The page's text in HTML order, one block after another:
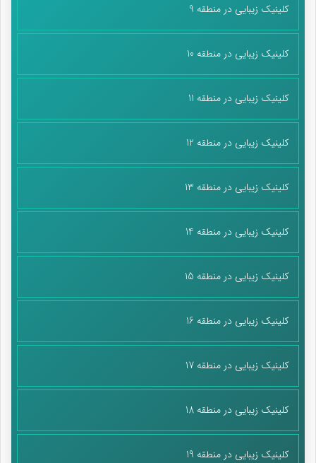
کلینیک زیبایی در منطقه 9
کلینیک زیبایی در منطقه 10
کلینیک زیبایی در منطقه 11
کلینیک زیبایی در منطقه 12
کلینیک زیبایی در منطقه 13
کلینیک زیبایی در منطقه 14
کلینیک زیبایی در منطقه 15
کلینیک زیبایی در منطقه 16
کلینیک زیبایی در منطقه 17
کلینیک زیبایی در منطقه 18
کلینیک زیبایی در منطقه 19